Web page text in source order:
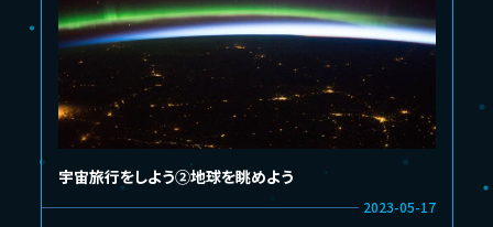
宇宙旅行をしよう②地球を眺めよう
2023-05-17